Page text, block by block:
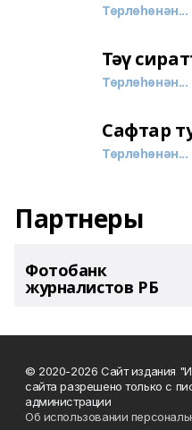
Төрлөһөнән...
Тәү
Төрлөһөнән...
Сафтар
Төрлөһөнән...
Партнеры
Фотобанк
журналистов РБ
© 2020-2026 Сайт издания
сайта разрешено только с
администрации
Об использовании